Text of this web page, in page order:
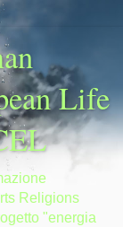
Life
Religions
"energia